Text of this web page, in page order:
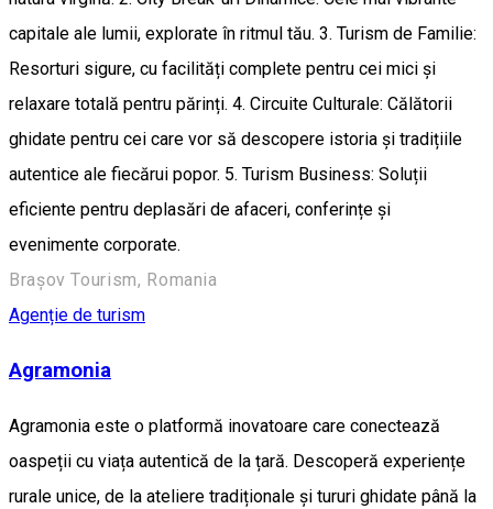
capitale ale lumii, explorate în ritmul tău. 3. Turism de Familie:
Resorturi sigure, cu facilități complete pentru cei mici și
relaxare totală pentru părinți. 4. Circuite Culturale: Călătorii
ghidate pentru cei care vor să descopere istoria și tradițiile
autentice ale fiecărui popor. 5. Turism Business: Soluții
eficiente pentru deplasări de afaceri, conferințe și
evenimente corporate.
Brașov Tourism, Romania
Agenție de turism
Agramonia
Agramonia este o platformă inovatoare care conectează
oaspeții cu viața autentică de la țară. Descoperă experiențe
rurale unice, de la ateliere tradiționale și tururi ghidate până la